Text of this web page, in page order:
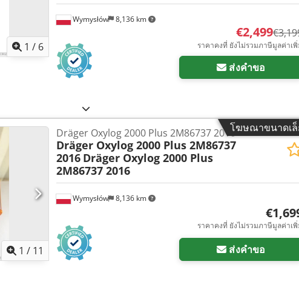
1 / 6
Wymysłów 8,136 km
€2,499
ราคาคงที่ ยังไม่รวมภาษีมูลค่าเ
ส่งคำขอ
โฆษณาขนาดเ
1 / 11
Wymysłów 8,136 km
Dräger Oxylog 2000 Plus 2M86737 2016
Dräger Oxylog 2000 Plus 2M86737
2016 Dräger Oxylog 2000 Plus
2M86737 2016
ราคาคงที่ ยังไม่รวมภาษีมูลค่าเ
ส่งคำขอ